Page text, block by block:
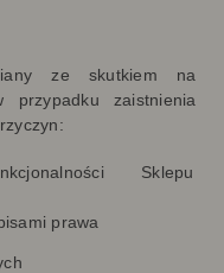
ze skutkiem na
przypadku zaistnienia
Sklepu
prawa